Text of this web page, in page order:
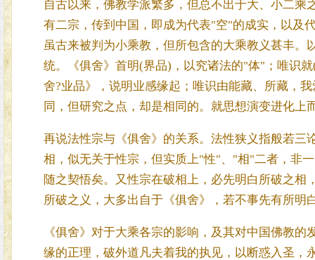
自古以来，佛教学派繁多，但总不出于大、小二
有二宗，传到中国，即成为代表"空"的成实，以及
虽古来被判为小乘教，但所包含的大乘教义甚丰。
统。《俱舍》首明(界品)，以究诸法的"体"；唯识
舍?业品》，说明业感缘起；唯识由能藏、所藏，
同，但研究之点，却是相同的。就思想演变进化
再说法性宗与《俱舍》的关系。法性狭义指般若三
相，似无关于性宗，但实质上"性"、"相"二者，非
随之契悟矣。又性宗在破相上，必先明白所破之
所破之义，大多出自于《俱舍》，若不事先有所明
《俱舍》对于大乘各宗的影响，及其对中国佛教
缘的正理，破外道凡夫着我的执见，以断惑入圣，